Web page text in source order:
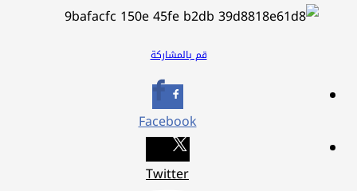
قم بالمشاركة
Facebook
Twitter